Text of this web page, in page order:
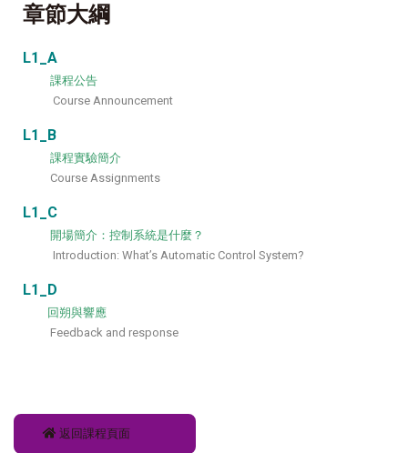
章節大綱
L1_A
課程公告
Course Announcement
L1_B
課程實驗簡介
Course Assignments
L1_C
開場簡介：控制系統是什麼？
Introduction: What’s Automatic Control System?
L1_D
回朔與響應
Feedback and response
返回課程頁面